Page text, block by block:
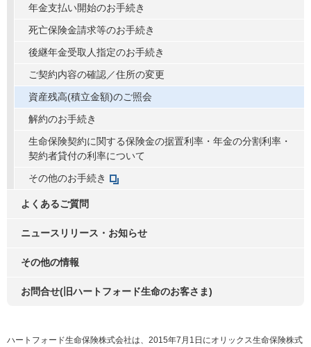
年金支払い開始のお手続き
死亡保険金請求等のお手続き
後継年金受取人指定のお手続き
ご契約内容の確認／住所の変更
資産残高(積立金額)のご照会
解約のお手続き
生命保険契約に関する保険金の据置利率・年金の分割利率・
契約者貸付の利率について
その他のお手続き
よくあるご質問
ニュースリリース・お知らせ
その他の情報
お問合せ(旧ハートフォード生命のお客さま)
ハートフォード生命保険株式会社は、2015年7月1日にオリックス生命保険株式